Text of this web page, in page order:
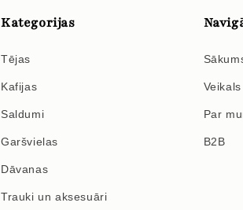
Kategorijas
Tējas
Kafijas
Saldumi
Garšvielas
Dāvanas
Trauki un aksesuāri
Veikals
Par
B2B